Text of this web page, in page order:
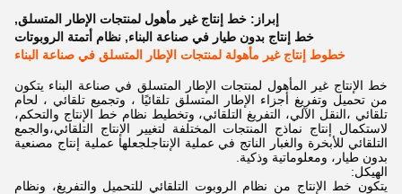
إبراز: خط إنتاج غير مأهول لمنتجات الإطار المتسلق,
خط إنتاج بدون طيار في صناعة البناء, نظام أتمتة الروبوتات
خطوط إنتاج غير مأهولة لمنتجات الإطار المتسلق في صناعة البناء
خط الإنتاج غير المأهول لمنتجات الإطار المتسلق في صناعة البناء يتكون
من تحميل وتفريغ أجزاء الإطار المتسلق تلقائيًا ، وتجميع تلقائي ، لحام
تلقائي ،النقل الآلي، التفريغ التلقائي، وتخطيط نظام خط الإنتاج والتحكم،
لاستكمال إنتاج نماذج المنتجات المختلفة لتغيير الإنتاج التلقائي،والجمع
التلقائي للأبخرة والغبار الناتج في عملية الإنتاجلجعلها عملية إنتاج مصنعية
بدون طيار، ومعلوماتية وذكية.
الهيكل:
يتكون خط الإنتاج من نظام الروبوت التلقائي للتحميل والتفريغ، ونظام